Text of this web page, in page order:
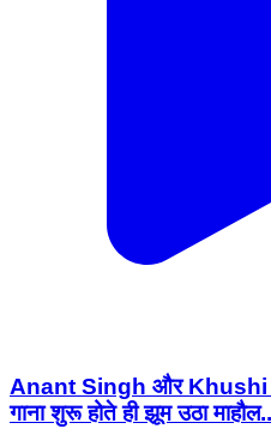
Anant Singh और Khushi
गाना शुरू होते ही झूम उठा